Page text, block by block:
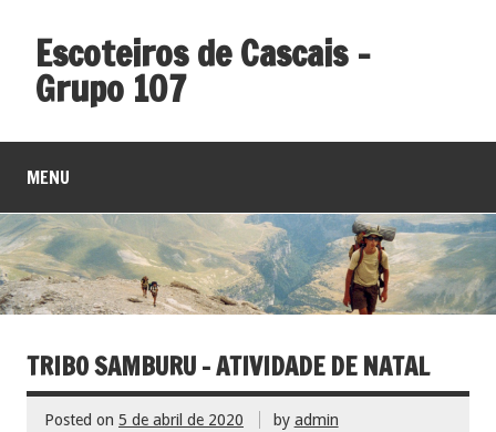
Escoteiros de Cascais –
Grupo 107
MENU
TRIBO SAMBURU – ATIVIDADE DE NATAL
Posted on 5 de abril de 2020 by admin